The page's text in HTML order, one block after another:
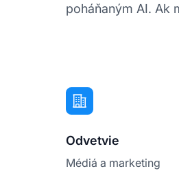
poháňaným AI. Ak
Odvetvie
Médiá a marketing